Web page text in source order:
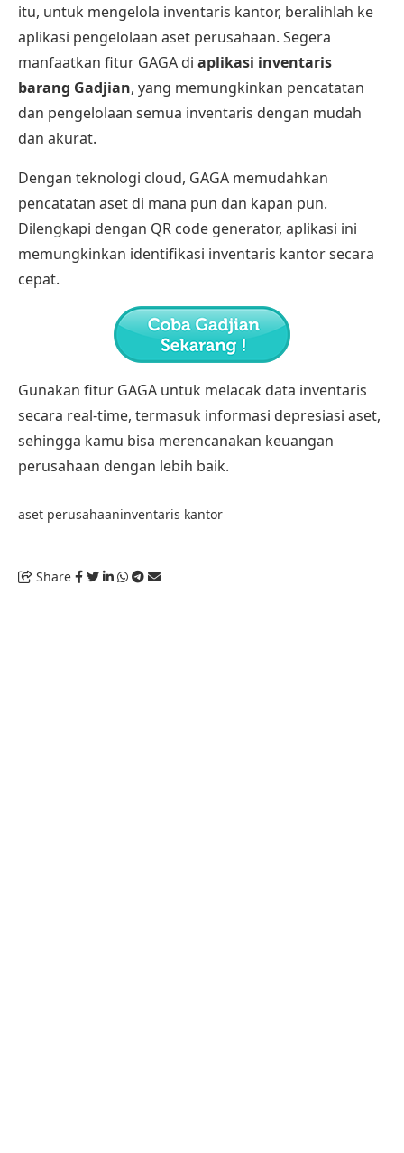
itu, untuk mengelola inventaris kantor, beralihlah ke
aplikasi pengelolaan aset perusahaan. Segera
manfaatkan fitur GAGA di aplikasi inventaris
barang Gadjian, yang memungkinkan pencatatan
dan pengelolaan semua inventaris dengan mudah
dan akurat.
Dengan teknologi cloud, GAGA memudahkan
pencatatan aset di mana pun dan kapan pun.
Dilengkapi dengan QR code generator, aplikasi ini
memungkinkan identifikasi inventaris kantor secara
cepat.
Gunakan fitur GAGA untuk melacak data inventaris
secara real-time, termasuk informasi depresiasi aset,
sehingga kamu bisa merencanakan keuangan
perusahaan dengan lebih baik.
aset perusahaaninventaris kantor
Share